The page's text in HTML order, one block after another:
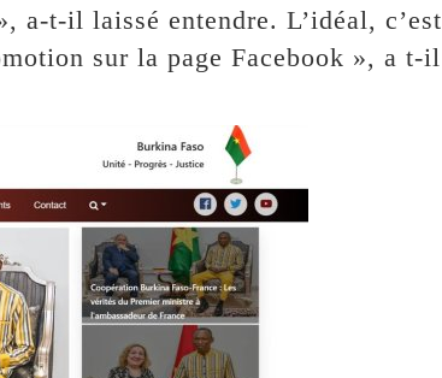
a-t-il laissé entendre. L’idéal, c’est
sur la page Facebook », a t-il